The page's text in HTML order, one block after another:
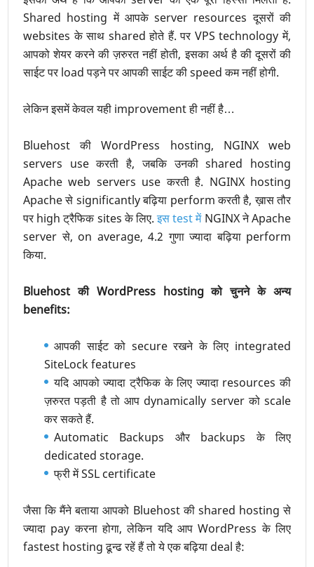
Shared hosting में आपके server resources दूसरों की
websites के साथ shared होते हैं. पर VPS technology में,
आपको शेयर करने की ज़रुरत नहीं होती, इसका अर्थ है की दूसरों की
साईट पर load पड़ने पर आपकी साईट की speed कम नहीं होगी.
लेकिन इसमें केवल यही improvement ही नहीं है…
Bluehost की WordPress hosting, NGINX web
servers use करती है, जबकि उनकी shared hosting
Apache web servers use करती है. NGINX hosting
Apache से significantly बढ़िया perform करती है, ख़ास तौर
पर high ट्रैफिक sites के लिए.इस test मेंNGINX ने Apache
server से, on average, 4.2 गुणा ज्यादा बढ़िया perform
किया.
Bluehost की WordPress hosting को चुनने के अन्य
benefits:
आपकी साईट को secure रखने के लिए integrated
SiteLock features
यदि आपको ज्यादा ट्रैफिक के लिए ज्यादा resources की
ज़रुरत पड़ती है तो आप dynamically server को scale
कर सकते हैं.
Automatic Backups और backups के लिए
dedicated storage.
फ्री में SSL certificate
जैसा कि मैंने बताया आपको Bluehost की shared hosting से
ज्यादा pay करना होगा, लेकिन यदि आप WordPress के लिए
fastest hosting ढून्ढ रहें हैं तो ये एक बढ़िया deal है: